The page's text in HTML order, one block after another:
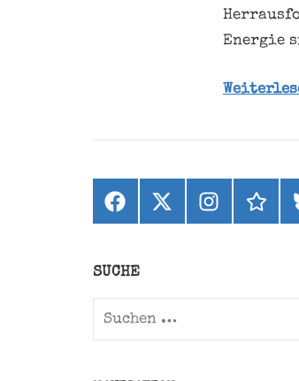
Energie
Facebook
X
(ehemals
Instagram
SUCHE
Suchen